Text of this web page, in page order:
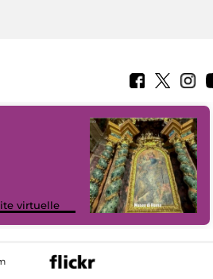
virtuelle